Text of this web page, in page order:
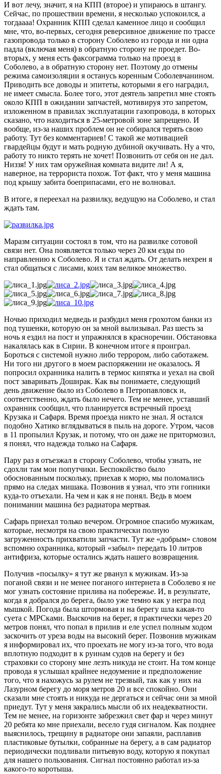
И вот лечу, значит, я на КПП (второе) и упираюсь в штангу.
Сейчас, по прошествии времени, я несколько успокоился, а
тогдаааа! Охранник КПП сделал каменное лицо и сообщил
мне, что, во-первых, сегодня реверсивное движение по трассе
газопровода только в сторону Соболево из города и ни одна
падла (включая меня) в обратную сторону не проедет. Во-
вторых, у меня есть факсограмма только на проезд в
Соболево, а в обратную сторону нет. Поэтому до отмены
режима самоизоляции я останусь коренным Соболевчанином.
Приводить все доводы и эпитеты, которыми я его наградил,
не имеет смысла. Более того, этот деятель запретил мне стоять
около КПП в ожидании запчастей, мотивируя это запретом,
изложенном в правилах эксплуатации газопровода, в которых
сказано, что находиться в 25-метровой зоне запрещено. И
вообще, из-за наших проблем он не собирался терять свою
работу. Тут без комментариев! С такой же мотивацией
гвардейцы будут и мать родную дубиной окучивать. Ну а что,
работу то никто терять не хочет! Позвонить от себя он не дал.
Низзя! У них там оружейная комната видите ли! А я,
наверное, на террориста похож. Тот факт, что у меня машина
под крышу забита боеприпасами, его не волновал.
В итоге, я переехал на развилку, ведущую на Соболево, и стал
ждать там.
Маразм ситуации состоял в том, что на развилке сотовой
связи нет. Она появляется только через 20 км езды по
направлению к Соболево. Я и стал ждать. От делать нехрен я
стал общаться с лисами, коих там великое множество.
Ночью приходил медведь и разбудил меня грохотом банки из
под тушенки, которую он за мной вылизывал. Раз шесть за
ночь я ездил на пост и упражнялся в красноречии. Обстановка
накалялась как в Сирии. В конечном итоге я проиграл.
Бороться с системой нужно либо террором, либо саботажем.
Ни того ни другого в моем распоряжении не оказалось. Я
попросил охранника налить в термос кипятка и уехал на свой
пост заваривать Доширак. Как вы понимаете, следующий
день движение было из Соболево в Петропавловск и,
соответственно, ждать было нечего. Тем не менее, уставший
охранник сообщил, что планируется встречный проезд
Крузака и Сафаря. Время проезда никто не знал. Я остался
подобно Хатико вглядываться в пыль на дороге. Утром, часов
в 11 пропылил Крузак, и потому, что он даже не притормозил,
я понял, что надежда только на Сафаря.
Пару раз я отъезжал в сторону Соболево, чтобы узнать, не
сдохли там мои попутчики. Беспокойство было
обоснованным поскольку, приехав к морю, мы поломались
прямо на следах мишака. Позвонив я узнал, что эти гопники
куда-то отъехали. На чем и как я не понял. Ведь в моем
понимании машина без радиатора мертвая.
Сафарь приехал только вечером. Огромное спасибо мужикам,
которые, несмотря на свою практически полную
загруженность прихватили запчасти. Тут же «добрым» словом
вспомню охранника, который «забыл» передать 10 литров
антифриза, которые остались ждать нашего возвращения.
Получив «посылку» я тут же рванул к мужикам. Из-за
поганой связи и не менее поганого интернета в Соболево я не
мог узнать состояние прилива на побережье. И, в результате,
когда я добрался до берега, было уже темно как у негра под
мышкой. Погода была штормовая и на берегу шла какая-то
суета с МРСками. Выскочив на берег, я практически через 20
метров понял, что попал в прилив и еле успел полным ходом
заскочить от уреза воды на высокий берег. Позвонив мужикам
я информировал их, что проехать не могу из-за того, что вода
вплотную подходит в к руинам судов на берегу и без
страховки со сторону мне лезть никуда не стоит. На том конце
провода я услышал крайнее недоумение и предположение
того, что я нахожусь за рулем не трезвый, так как у них на
Лазурном берегу до моря метров 20 и все спокойно. Они
сказали мне стоять и никуда не дергаться и сейчас они за мной
приедут. Тут у меня закрались мысли об их неадекватности.
Тем не менее, на горизонте забрезжил свет фар и через минут
20 ребята ко мне приехали, весело гудя сигналом. Как позднее
выяснилось, трещину в радиаторе они запаяли, расплавив
пластиковые бутылки, собранные на берегу, а в сам радиатор
периодически подливали питьевую воду, которую я покупал
для нашего пользования. Сигнал постоянно работал из-за
какого-то коротыша.